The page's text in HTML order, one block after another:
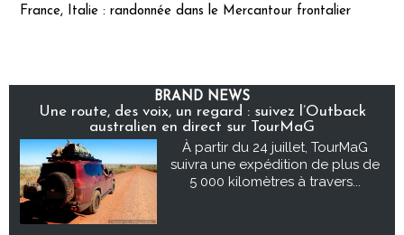
France, Italie : randonnée dans le Mercantour frontalier
BRAND NEWS
Une route, des voix, un regard : suivez l’Outback
australien en direct sur TourMaG
À partir du 24 juillet, TourMaG
suivra une expédition de plus de
5 000 kilomètres à travers...